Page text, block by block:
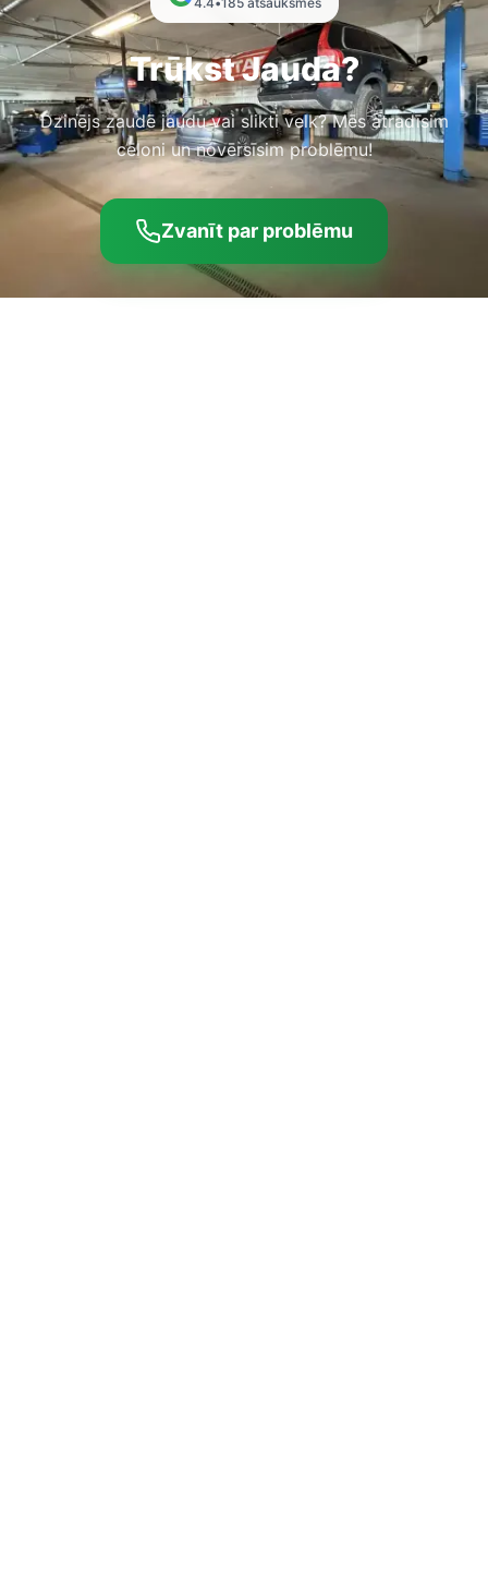
Trūkst Jauda?
Dzinējs zaudē jaudu vai slikti velk? Mēs atradīsim
cēloni un novērsīsim problēmu!
Zvanīt par problēmu